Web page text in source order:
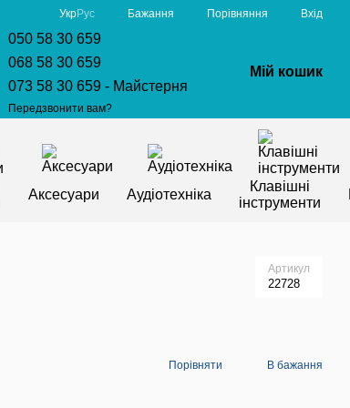
УкрРус Бажання Порівняння Вхід
050 58 30 659
068 58 30 659
073 58 30 659 - Майстерня
Передзвонити вам?
Мій кошик
Аксесуари Аудіотехніка
Клавішні
інструменти
Артикул
22728
Порівняти В бажання